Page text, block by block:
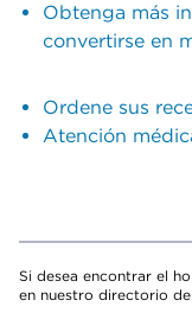
Obtenga más
convertirse en
Ordene sus
Atención
Si desea encontrar el
en nuestro directorio